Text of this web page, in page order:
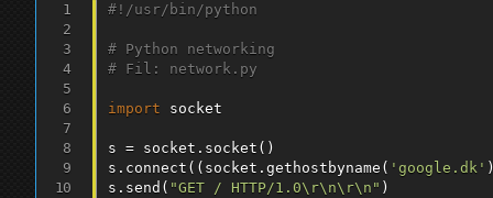
#!/usr/bin/python
# Python networking
# Fil: network.py
import socket
s = socket . socket ( )
s . connect ( ( socket . gethostbyname ( 'google.dk'
s . send ( "GET / HTTP/1.0\r\n\r\n" )